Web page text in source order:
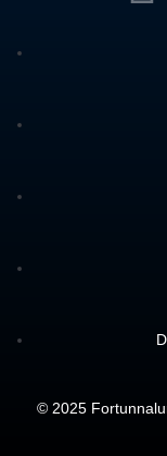
© 2025